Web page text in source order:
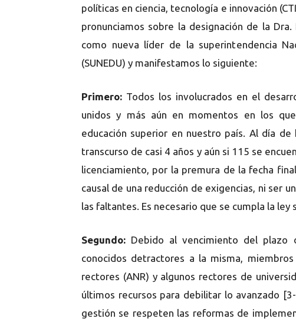
políticas en ciencia, tecnología e innovación
pronunciamos sobre la designación de la
como nueva líder de la superintendencia
(SUNEDU) y manifestamos lo siguiente:
Primero: Todos los involucrados en el
unidos y más aún en momentos en los
educación superior en nuestro país. Al día
transcurso de casi 4 años y aún si 115 se
licenciamiento, por la premura de la fecha
causal de una reducción de exigencias, ni ser
las faltantes. Es necesario que se cumpla la
Segundo: Debido al vencimiento del plazo
conocidos detractores a la misma,
rectores (ANR) y algunos rectores de
últimos recursos para debilitar lo avanzado
gestión se respeten las reformas de